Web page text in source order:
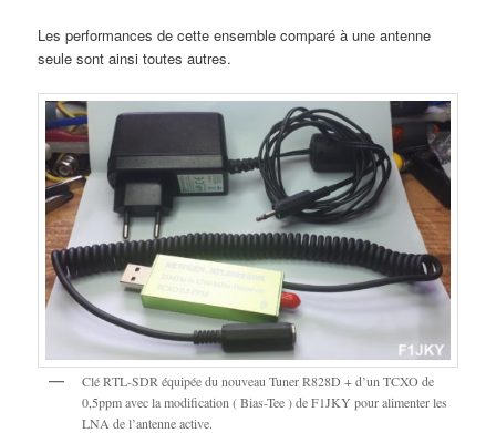
Les performances de cette ensemble comparé à une antenne
seule sont ainsi toutes autres.
Clé RTL-SDR équipée du nouveau Tuner R828D + d’un TCXO de
0,5ppm avec la modification ( Bias-Tee ) de F1JKY pour alimenter les
LNA de l’antenne active.